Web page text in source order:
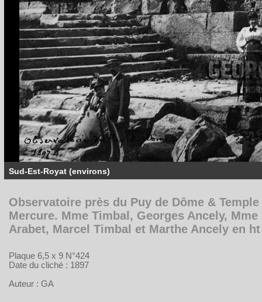
Sud-Est-Royat (environs)
Observatoire près du Puy de Dôme & Temple
Mercure. Mme Timbal, Georges Ancely, Mme
Arabet, Marcel Timbal et Marthe Ancely en ht
Plaque 6,5 x 9 N°424
Date du cliché : 1897
Auteur : GA